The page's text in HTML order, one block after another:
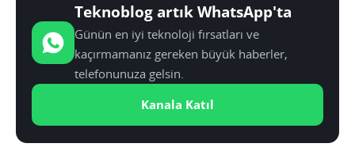
Teknoblog artık WhatsApp'ta
Günün en iyi teknoloji fırsatları ve
kaçırmamanız gereken büyük haberler,
telefonunuza gelsin.
Kanala Katıl